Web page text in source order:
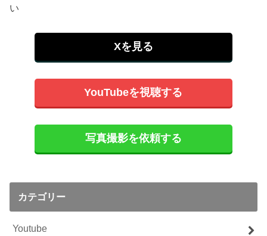
い
Xを見る
YouTubeを視聴する
写真撮影を依頼する
カテゴリー
Youtube